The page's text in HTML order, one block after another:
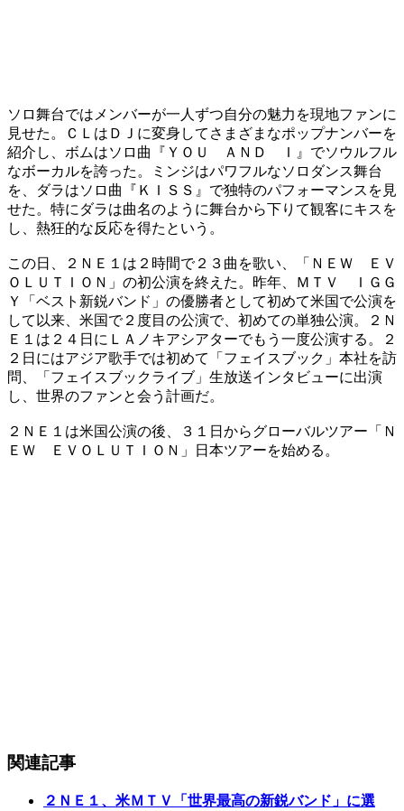
ソロ舞台ではメンバーが一人ずつ自分の魅力を現地ファンに
見せた。ＣＬはＤＪに変身してさまざまなポップナンバーを
紹介し、ボムはソロ曲『ＹＯＵ ＡＮＤ Ｉ』でソウルフル
なボーカルを誇った。ミンジはパワフルなソロダンス舞台
を、ダラはソロ曲『ＫＩＳＳ』で独特のパフォーマンスを見
せた。特にダラは曲名のように舞台から下りて観客にキスを
し、熱狂的な反応を得たという。
この日、２ＮＥ１は２時間で２３曲を歌い、「ＮＥＷ ＥＶ
ＯＬＵＴＩＯＮ」の初公演を終えた。昨年、ＭＴＶ ＩＧＧ
Ｙ「ベスト新鋭バンド」の優勝者として初めて米国で公演を
して以来、米国で２度目の公演で、初めての単独公演。２Ｎ
Ｅ１は２４日にＬＡノキアシアターでもう一度公演する。２
２日にはアジア歌手では初めて「フェイスブック」本社を訪
問、「フェイスブックライブ」生放送インタビューに出演
し、世界のファンと会う計画だ。
２ＮＥ１は米国公演の後、３１日からグローバルツアー「Ｎ
ＥＷ ＥＶＯＬＵＴＩＯＮ」日本ツアーを始める。
関連記事
２ＮＥ１、米ＭＴＶ「世界最高の新鋭バンド」に選